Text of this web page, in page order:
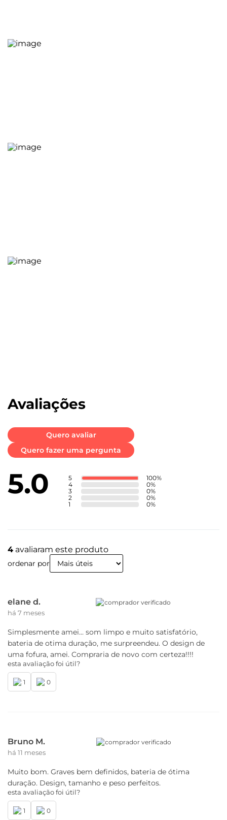
Avaliações
5.0 5 100%
4
0%
3
0%
2
0%
1
0%
Quero avaliar
Quero fazer uma pergunta
4 avaliaram este produto
ordenar por
elane d.
há 7 meses
comprador verificado
Simplesmente amei... som limpo e muito satisfatório,
bateria de otima duração, me surpreendeu. O design de
uma fofura, amei. Compraria de novo com certeza!!!!
esta avaliação foi útil?
1 0
Bruno M.
há 11 meses
comprador verificado
Muito bom. Graves bem definidos, bateria de ótima
duração. Design, tamanho e peso perfeitos.
esta avaliação foi útil?
1 0